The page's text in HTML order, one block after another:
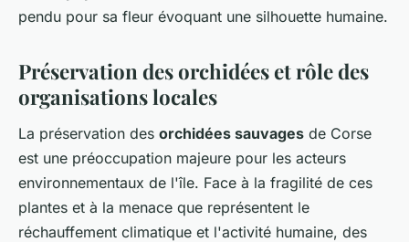
pendu pour sa fleur évoquant une silhouette humaine.
Préservation des orchidées et rôle des
organisations locales
La préservation des orchidées sauvages de Corse
est une préoccupation majeure pour les acteurs
environnementaux de l'île. Face à la fragilité de ces
plantes et à la menace que représentent le
réchauffement climatique et l'activité humaine, des